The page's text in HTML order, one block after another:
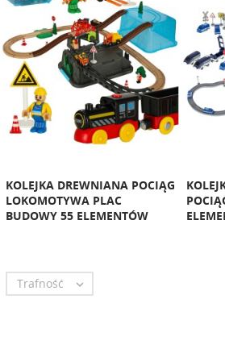
KOLEJKA DREWNIANA POCIĄG
LOKOMOTYWA PLAC
BUDOWY 55 ELEMENTÓW
Trafność 